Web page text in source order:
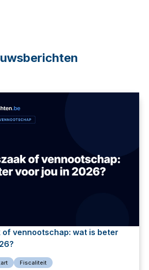
of vennootschap: wat is beter
Fiscaliteit